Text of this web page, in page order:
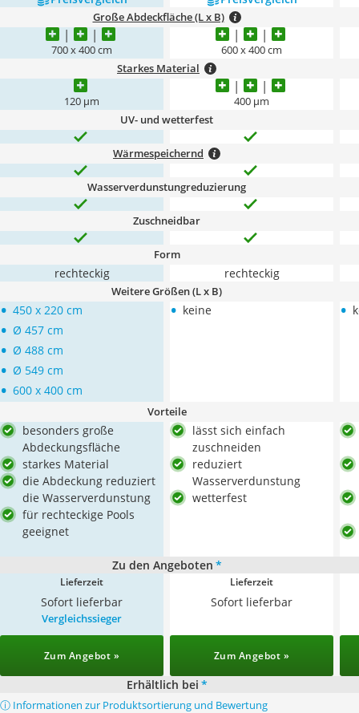
Große Abdeckfläche (L x B)
700 x 400 cm 600 x 400 cm
Starkes Material
120 μm 400 μm
UV- und wetterfest
Wärmespeichernd
Wasserverdunstungreduzierung
Zuschneidbar
Form
rechteckig rechteckig
Weitere Größen (L x B)
• 450 x 220 cm
• Ø 457 cm
• Ø 488 cm
• ‎Ø 549 cm
• 600 x 400 cm
• keine •
Vorteile
besonders große
Abdeckungsfläche
starkes Material
die Abdeckung reduziert
die Wasserverdunstung
für rechteckige Pools
geeignet
lässt sich einfach
zuschneiden
reduziert
Wasserverdunstung
wetterfest
Zu den Angeboten *
Lieferzeit
Sofort lieferbar
Lieferzeit
Sofort lieferbar
Vergleichssieger
Zum Angebot » Zum Angebot »
Erhältlich bei *
ⓘ Informationen zur Produktsortierung und Bewertung